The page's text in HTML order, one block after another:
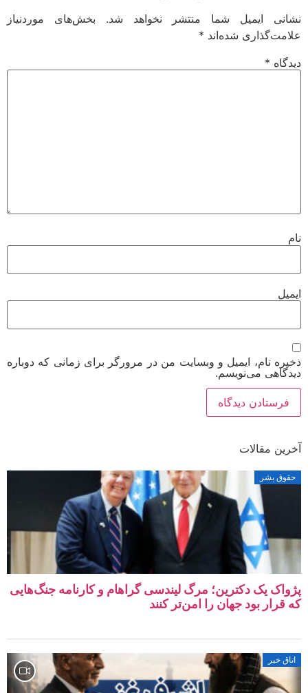
نشانی ایمیل شما منتشر نخواهد شد.
بخش‌های موردنیاز
علامت‌گذاری شده‌اند *
دیدگاه *
نام
ایمیل
ذخیره نام، ایمیل و وبسایت من در مرورگر برای زمانی که دوباره
دیدگاهی می‌نویسم.
آخرین مقالات
حقوق بشر
پژواک یک دکترین؛ مرگ لیندسی گراهام و کارنامه جنگ‌هایی
که قرار بود جهان را امن‌تر کنند
اتاق خبر